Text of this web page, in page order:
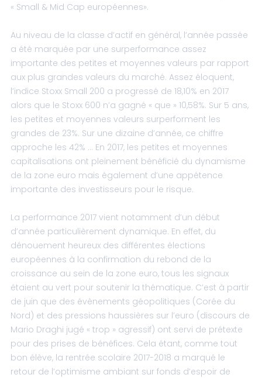
« Small & Mid Cap européennes».
Au niveau de la classe d’actif en général, l’année passée
a été marquée par une surperformance assez
importante des petites et moyennes valeurs par rapport
aux plus grandes valeurs du marché. Assez éloquent,
l’indice Stoxx Small 200 a progressé de 18,10% en 2017
alors que le Stoxx 600 n’a gagné « que » 10,58%. Sur 5 ans,
les petites et moyennes valeurs surperforment les
grandes de 23%. Sur une dizaine d’année, ce chiffre
approche les 42% … En 2017, les petites et moyennes
capitalisations ont pleinement bénéficié du dynamisme
de la zone euro mais également d’une appétence
importante des investisseurs pour le risque.
La performance 2017 vient notamment d’un début
d’année particulièrement dynamique. En effet, du
dénouement heureux des différentes élections
européennes à la confirmation du rebond de la
croissance au sein de la zone euro, tous les signaux
étaient au vert pour soutenir la thématique. C’est à partir
de juin que des évènements géopolitiques (Corée du
Nord) et des pressions haussières sur l’euro (discours de
Mario Draghi jugé « trop » agressif) ont servi de prétexte
pour des prises de bénéfices. Cela étant, comme tout
bon élève, la rentrée scolaire 2017-2018 a marqué le
retour de l’optimisme ambiant sur fonds d’espoir de